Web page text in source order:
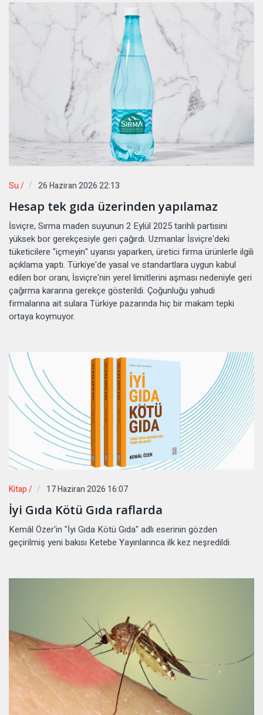
Su / 26 Haziran 2026 22:13
Hesap tek gıda üzerinden yapılamaz
İsviçre, Sırma maden suyunun 2 Eylül 2025 tarihli partisini
yüksek bor gerekçesiyle geri çağırdı. Uzmanlar İsviçre'deki
tüketicilere "içmeyin" uyarısı yaparken, üretici firma ürünlerle ilgili
açıklama yaptı. Türkiye'de yasal ve standartlara uygun kabul
edilen bor oranı, İsviçre'nin yerel limitlerini aşması nedeniyle geri
çağırma kararına gerekçe gösterildi. Çoğunluğu yahudi
firmalarına ait sulara Türkiye pazarında hiç bir makam tepki
ortaya koymuyor.
Kitap / 17 Haziran 2026 16:07
İyi Gıda Kötü Gıda raflarda
Kemâl Özer'in "İyi Gıda Kötü Gıda" adlı eserinin gözden
geçirilmiş yeni bakısı Ketebe Yayınlarınca ilk kez neşredildi.